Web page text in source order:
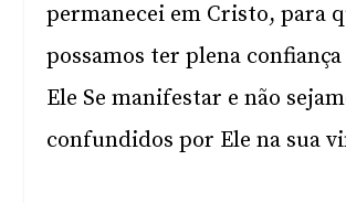
permanecei em Cristo, para
possamos ter plena
Ele Se manifestar e não
confundidos por Ele na sua